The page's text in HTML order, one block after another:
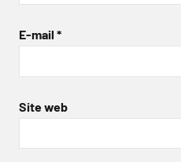
E-mail *
Site web